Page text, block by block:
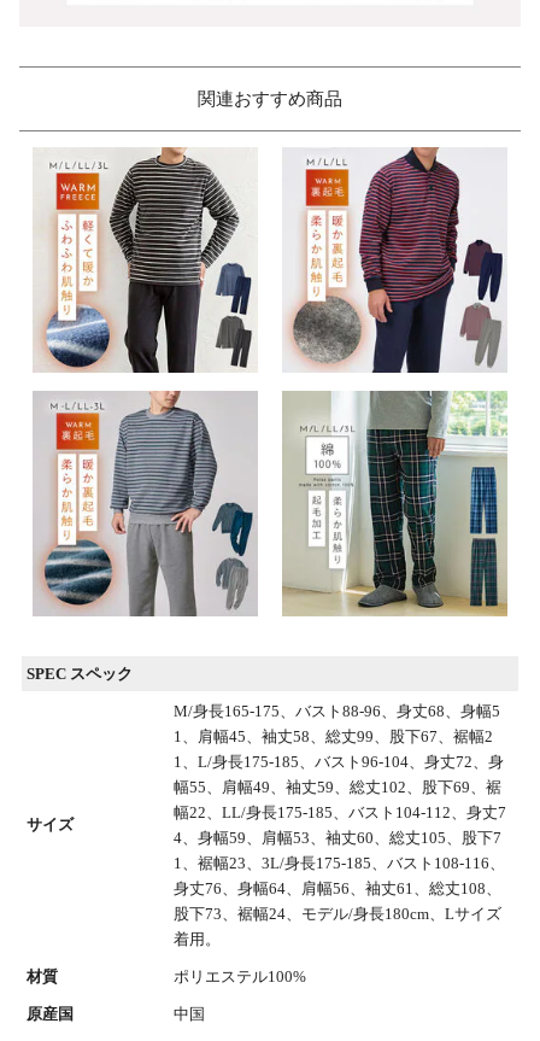
関連おすすめ商品
SPEC スペック
サイズ
M/身長165-175、バスト88-96、身丈68、身幅5
1、肩幅45、袖丈58、総丈99、股下67、裾幅2
1、L/身長175-185、バスト96-104、身丈72、身
幅55、肩幅49、袖丈59、総丈102、股下69、裾
幅22、LL/身長175-185、バスト104-112、身丈7
4、身幅59、肩幅53、袖丈60、総丈105、股下7
1、裾幅23、3L/身長175-185、バスト108-116、
身丈76、身幅64、肩幅56、袖丈61、総丈108、
股下73、裾幅24、モデル/身長180cm、Lサイズ
着用。
材質 ポリエステル100%
原産国 中国